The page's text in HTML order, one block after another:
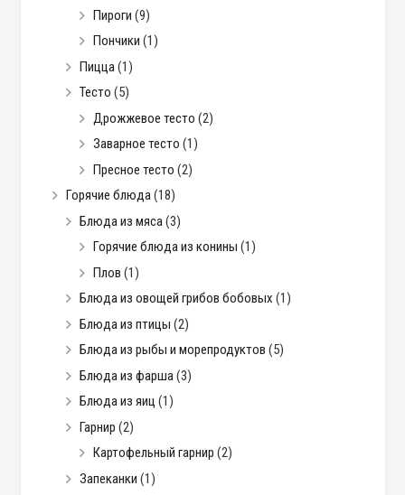
Пироги (9)
Пончики (1)
Пицца(1)
Тесто (5)
Дрожжевое тесто (2)
Заварное тесто (1)
Пресное тесто (2)
Горячие блюда(18)
Блюда из мяса(3)
Горячие блюда из конины (1)
Плов (1)
Блюда из овощей грибов бобовых (1)
Блюда из птицы (2)
Блюда из рыбы и морепродуктов (5)
Блюда из фарша(3)
Блюда из яиц (1)
Гарнир (2)
Картофельный гарнир (2)
Запеканки (1)